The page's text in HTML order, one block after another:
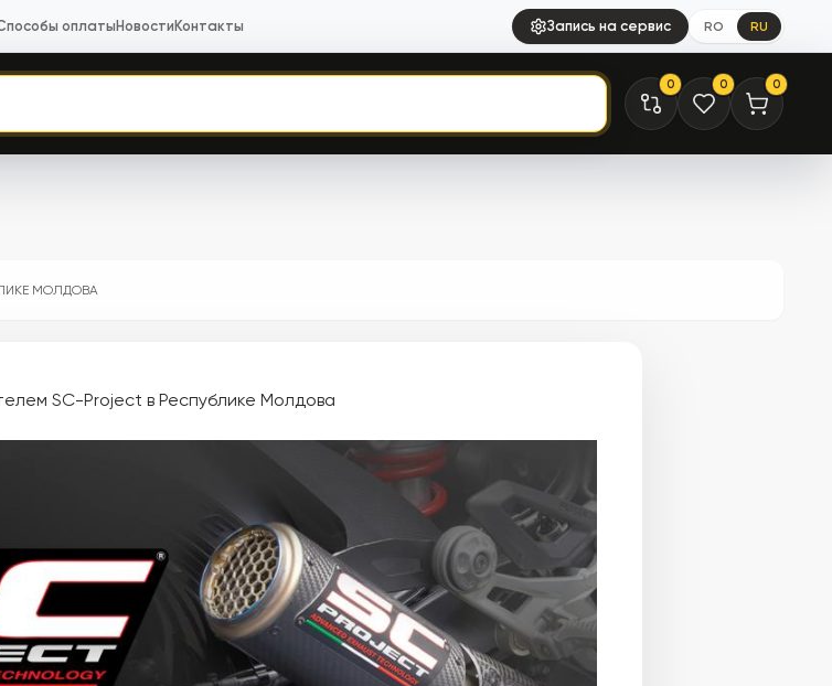
оплаты Новости Контакты Запись на сервис RO RU
0 0 0
МОЛДОВА
SC-Project в Республике Молдова